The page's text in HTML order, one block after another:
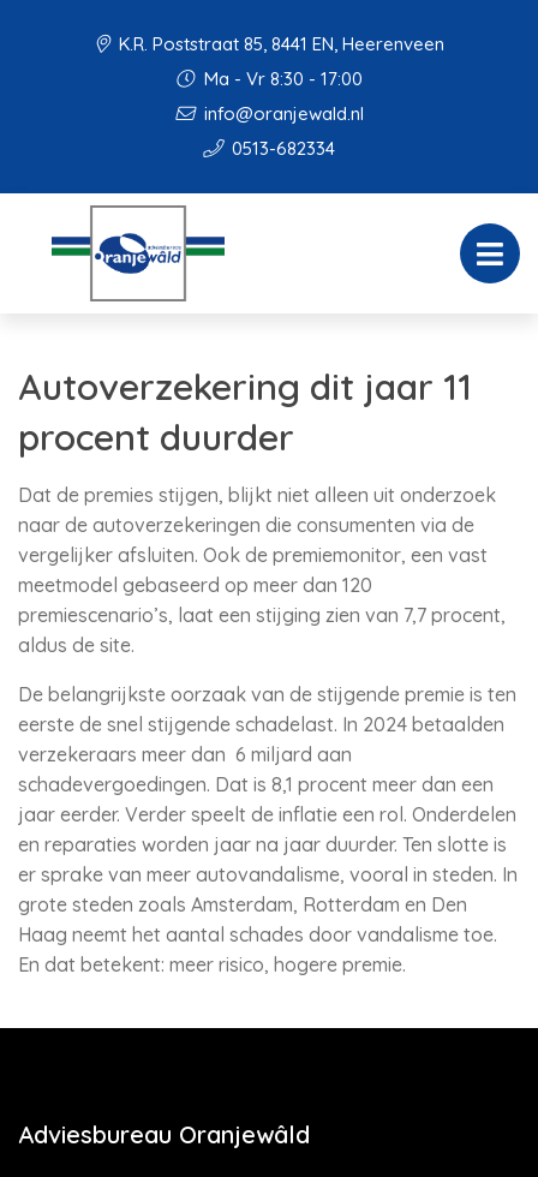
K.R. Poststraat 85, 8441 EN, Heerenveen
Ma - Vr 8:30 - 17:00
info@oranjewald.nl
0513-682334
Autoverzekering dit jaar 11
procent duurder
Dat de premies stijgen, blijkt niet alleen uit onderzoek
naar de autoverzekeringen die consumenten via de
vergelijker afsluiten. Ook de premiemonitor, een vast
meetmodel gebaseerd op meer dan 120
premiescenario’s, laat een stijging zien van 7,7 procent,
aldus de site.
De belangrijkste oorzaak van de stijgende premie is ten
eerste de snel stijgende schadelast. In 2024 betaalden
verzekeraars meer dan 6 miljard aan
schadevergoedingen. Dat is 8,1 procent meer dan een
jaar eerder. Verder speelt de inflatie een rol. Onderdelen
en reparaties worden jaar na jaar duurder. Ten slotte is
er sprake van meer autovandalisme, vooral in steden. In
grote steden zoals Amsterdam, Rotterdam en Den
Haag neemt het aantal schades door vandalisme toe.
En dat betekent: meer risico, hogere premie.
Adviesbureau Oranjewâld